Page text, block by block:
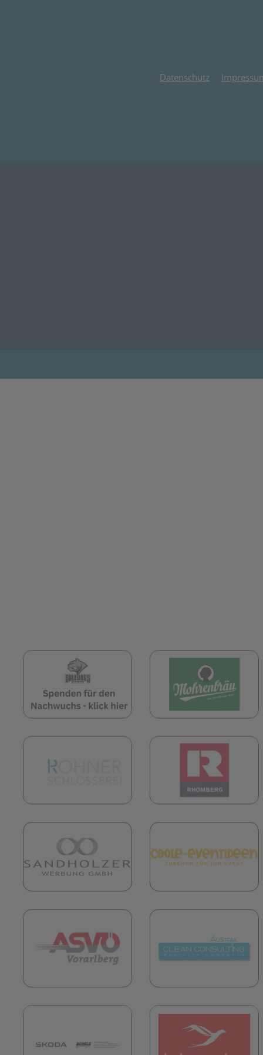
Datenschutz
(öffnet in neuem Tab)
(öffnet in neuem Tab)
(öffnet in neuem Tab)
(öffnet in neuem Tab)